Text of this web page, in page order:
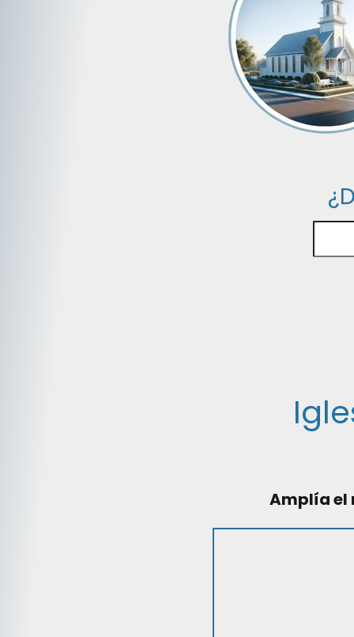
Amplía el